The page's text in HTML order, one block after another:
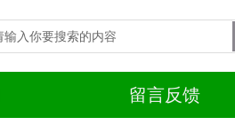
留言反馈